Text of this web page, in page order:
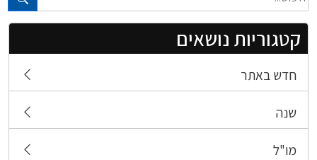
קטגוריות נושאים
חדש באתר
שנה
מו"ל